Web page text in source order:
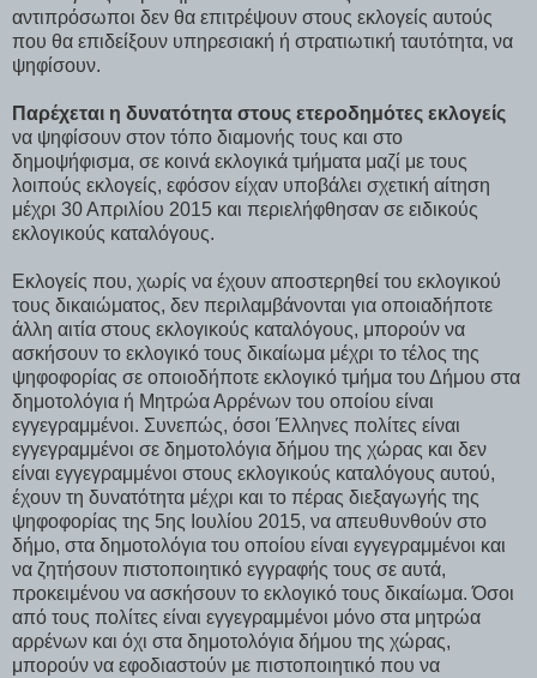
αντιπρόσωποι δεν θα επιτρέψουν στους εκλογείς αυτούς
που θα επιδείξουν υπηρεσιακή ή στρατιωτική ταυτότητα, να
ψηφίσουν.
Παρέχεται η δυνατότητα στους ετεροδημότες εκλογείς
να ψηφίσουν στον τόπο διαμονής τους και στο
δημοψήφισμα, σε κοινά εκλογικά τμήματα μαζί με τους
λοιπούς εκλογείς, εφόσον είχαν υποβάλει σχετική αίτηση
μέχρι 30 Απριλίου 2015 και περιελήφθησαν σε ειδικούς
εκλογικούς καταλόγους.
Εκλογείς που, χωρίς να έχουν αποστερηθεί του εκλογικού
τους δικαιώματος, δεν περιλαμβάνονται για οποιαδήποτε
άλλη αιτία στους εκλογικούς καταλόγους, μπορούν να
ασκήσουν το εκλογικό τους δικαίωμα μέχρι το τέλος της
ψηφοφορίας σε οποιοδήποτε εκλογικό τμήμα του Δήμου στα
δημοτολόγια ή Μητρώα Αρρένων του οποίου είναι
εγγεγραμμένοι. Συνεπώς, όσοι Έλληνες πολίτες είναι
εγγεγραμμένοι σε δημοτολόγια δήμου της χώρας και δεν
είναι εγγεγραμμένοι στους εκλογικούς καταλόγους αυτού,
έχουν τη δυνατότητα μέχρι και το πέρας διεξαγωγής της
ψηφοφορίας της 5ης Ιουλίου 2015, να απευθυνθούν στο
δήμο, στα δημοτολόγια του οποίου είναι εγγεγραμμένοι και
να ζητήσουν πιστοποιητικό εγγραφής τους σε αυτά,
προκειμένου να ασκήσουν το εκλογικό τους δικαίωμα. Όσοι
από τους πολίτες είναι εγγεγραμμένοι μόνο στα μητρώα
αρρένων και όχι στα δημοτολόγια δήμου της χώρας,
μπορούν να εφοδιαστούν με πιστοποιητικό που να